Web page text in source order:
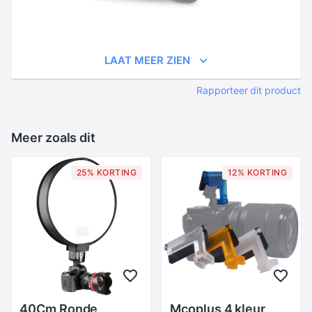
LAAT MEER ZIEN
Rapporteer dit product
Meer zoals dit
25% KORTING
40Cm Ronde
12% KORTING
Mcoplus 4 kleur